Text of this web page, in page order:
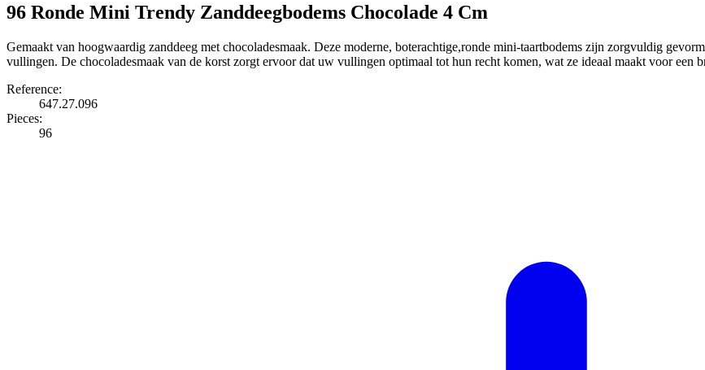
96 Ronde Mini Trendy Zanddeegbodems Chocolade 4 Cm
Gemaakt van hoogwaardig zanddeeg met chocoladesmaak. Deze moderne, boterachtige,ronde mini-taartbodems zijn zorgvuldig
vullingen. De chocoladesmaak van de korst zorgt ervoor dat uw vullingen optimaal tot hun recht komen, wat ze ideaal maakt voor een
Reference:
647.27.096
Pieces:
96